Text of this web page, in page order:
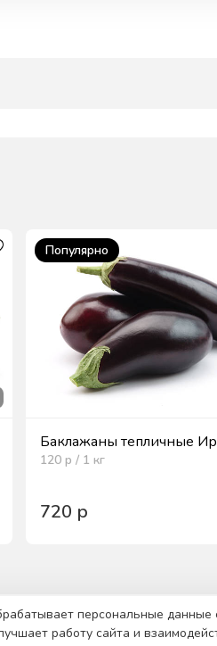
Популярно
Баклажаны тепличные
120 р / 1 кг
720 р
персональные данные
работу сайта и